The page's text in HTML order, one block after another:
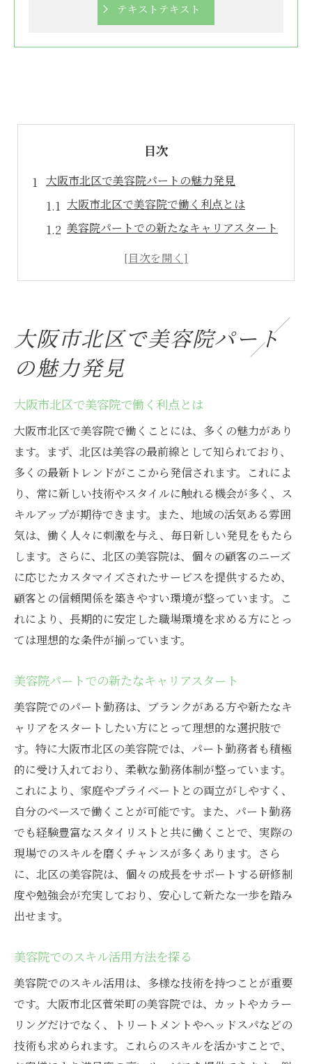
テキストテキスト
目次
大阪市北区で美容院パートの魅力発見
大阪市北区で美容院で働く利点とは
美容院パートでの新たなキャリアスタート
美容院でのスキル活用方法を探る
ブランク歓迎！大阪の美容院で働く方法
ブランクがあっても安心の美容院求人
美容院での職場復帰成功の秘訣
ブランクOKの美容院選びのコツ
キャリアを再開する美容院求人探し
北区菅栄町の安心美容院パート探し
菅栄町で安心して働ける美容院を発見
北区で支持される美容院の特徴
美容院パート求人情報の探し方
安心の職場環境を提供する美容院
菅栄町の美容院で働くメリット
経験を活かせる大阪の美容院パート求人
経験者歓迎の美容院パート求人を探す
美容院での経験を活かす働き方
大阪の美容院でキャリアアップを目指す
経験豊富な美容師のための職場選び
美容院現場でのスキル展開方法
経験を活かした美容院選びのポイント
大阪市北区でスキルを活かす美容院勤務
美容院でのスキル活用事例を紹介
大阪市北区で求められる美容技術
地域の美容院で活躍する方法
スキルを活かした美容院求人探し
美容院パート復帰に最適な大阪の職場
美容院での職場復帰を成功させる方法
大阪の優良美容院を選ぶポイント
大阪市北区で美容院パート
の魅力発見
大阪市北区で美容院で働く利点とは
大阪市北区で美容院で働くことには、多くの魅力があり
ます。まず、北区は美容の最前線として知られており、
多くの最新トレンドがここから発信されます。これによ
り、常に新しい技術やスタイルに触れる機会が多く、ス
キルアップが期待できます。また、地域の活気ある雰囲
気は、働く人々に刺激を与え、毎日新しい発見をもたら
します。さらに、北区の美容院は、個々の顧客のニーズ
に応じたカスタマイズされたサービスを提供するため、
顧客との信頼関係を築きやすい環境が整っています。こ
れにより、長期的に安定した職場環境を求める方にとっ
ては理想的な条件が揃っています。
美容院パートでの新たなキャリアスタート
美容院でのパート勤務は、ブランクがある方や新たなキ
ャリアをスタートしたい方にとって理想的な選択肢で
す。特に大阪市北区の美容院では、パート勤務者も積極
的に受け入れており、柔軟な勤務体制が整っています。
これにより、家庭やプライベートとの両立がしやすく、
自分のペースで働くことが可能です。また、パート勤務
でも経験豊富なスタイリストと共に働くことで、実際の
現場でのスキルを磨くチャンスが多くあります。さら
に、北区の美容院は、個々の成長をサポートする研修制
度や勉強会が充実しており、安心して新たな一歩を踏み
出せます。
美容院でのスキル活用方法を探る
美容院でのスキル活用は、多様な技術を持つことが重要
です。大阪市北区菅栄町の美容院では、カットやカラー
リングだけでなく、トリートメントやヘッドスパなどの
技術も求められます。これらのスキルを活かすことで、